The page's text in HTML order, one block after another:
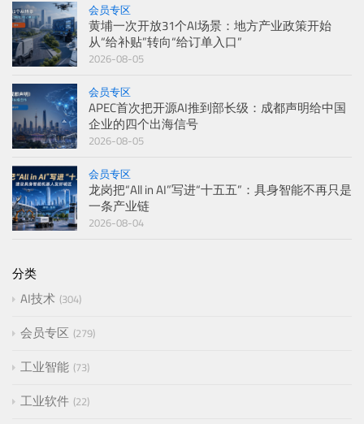
会员专区
黄埔一次开放31个AI场景：地方产业政策开始
从“给补贴”转向“给订单入口”
2026-08-05
会员专区
APEC首次把开源AI推到部长级：成都声明给中国
企业的四个出海信号
2026-08-05
会员专区
龙岗把“All in AI”写进“十五五”：具身智能不再只是
一条产业链
2026-08-04
分类
AI技术 304
会员专区 279
工业智能 73
工业软件 22